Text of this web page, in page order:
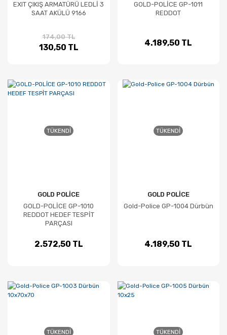
EXIT ÇIKIŞ ARMATÜRÜ LEDLİ 3
SAAT AKÜLÜ 9166
174,00 TL
130,50 TL
GOLD-POLİCE GP-1011
REDDOT
4.189,50 TL
TÜKENDI
GOLD POLİCE
GOLD-POLİCE GP-1010
REDDOT HEDEF TESPİT
PARÇASI
2.572,50 TL
TÜKENDI
GOLD POLİCE
Gold-Police GP-1004 Dürbün
4.189,50 TL
TÜKENDI TÜKENDI